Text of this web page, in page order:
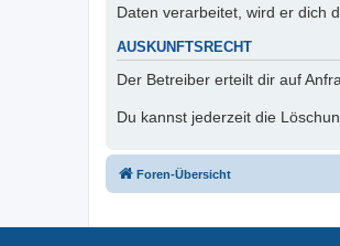
Daten verarbeitet, wird er dich
AUSKUNFTSRECHT
Der Betreiber erteilt dir auf
Du kannst jederzeit die
Foren-Übersicht